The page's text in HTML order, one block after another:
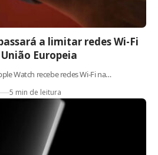
a limitar redes Wi-Fi
Europeia
Watch recebe redes Wi-Fi na…
5 min de leitura